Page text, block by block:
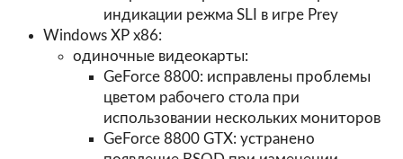
индикации режма SLI в игре Prey
Windows XP x86:
одиночные видеокарты:
GeForce 8800: исправлены проблемы
цветом рабочего стола при
использовании нескольких мониторов
GeForce 8800 GTX: устранено